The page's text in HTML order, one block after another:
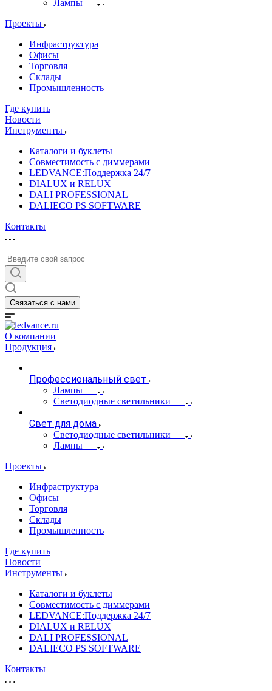
Лампы
Проекты
Инфраструктура
Офисы
Торговля
Склады
Промышленность
Где купить
Новости
Инструменты
Каталоги и буклеты
Совместимость с диммерами
LEDVANCE:Поддержка 24/7
DIALUX и RELUX
DALI PROFESSIONAL
DALIECO PS SOFTWARE
Контакты
Связаться с нами
О компании
Продукция
Профессиональный свет
Лампы
Светодиодные светильники
Свет для дома
Светодиодные светильники
Лампы
Проекты
Инфраструктура
Офисы
Торговля
Склады
Промышленность
Где купить
Новости
Инструменты
Каталоги и буклеты
Совместимость с диммерами
LEDVANCE:Поддержка 24/7
DIALUX и RELUX
DALI PROFESSIONAL
DALIECO PS SOFTWARE
Контакты